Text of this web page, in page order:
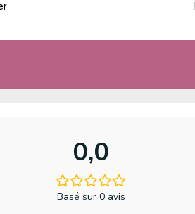
0,0
Basé sur 0 avis